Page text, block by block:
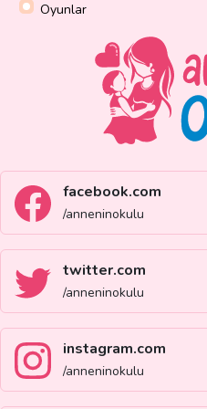
Oyunlar
facebook.com
/anneninokulu
twitter.com
/anneninokulu
instagram.com
/anneninokulu